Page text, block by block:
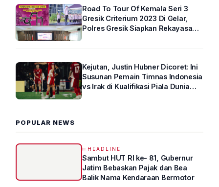
Road To Tour Of Kemala Seri 3
Gresik Criterium 2023 Di Gelar,
Polres Gresik Siapkan Rekayasa
Kejutan, Justin Hubner Dicoret: Ini
Susunan Pemain Timnas Indonesia
vs Irak di Kualifikasi Piala Dunia
POPULAR NEWS
HEADLINE
Sambut HUT RI ke- 81, Gubernur
Jatim Bebaskan Pajak dan Bea
Balik Nama Kendaraan Bermotor